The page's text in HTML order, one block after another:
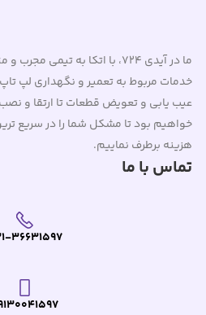
ما در آیدی 724، با اتکا به
خدمات مربوط به تعمیر و نگهداری لپ
عیب یابی و تعویض قطعات تا ارتقا و
خواهیم بود تا مشکل شما را در سریع
هزینه برطرف نماییم.
تماس با ما
36631597